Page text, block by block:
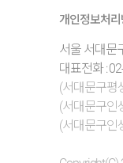
개인정보처리
서울 서대문
대표전화 :
(서대문구평
(서대문구인
(서대문구인